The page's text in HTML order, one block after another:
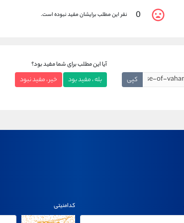
0 نفر این مطلب برایشان مفید نبوده است.
کپی
آیا این مطلب برای شما مفید بود؟
بله ، مفید بود خیر ، مفید نبود
کدامنیتی